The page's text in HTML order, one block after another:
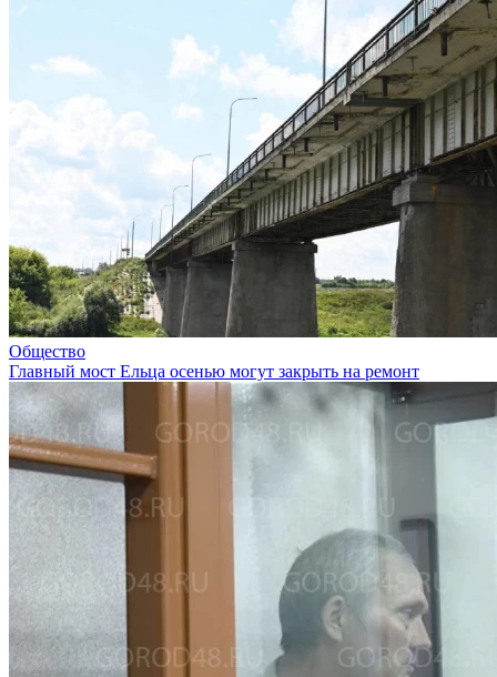
Общество
Главный мост Ельца осенью могут закрыть на ремонт